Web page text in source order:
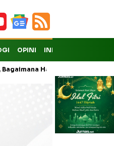
OPINI INDEKS
Penumpang atas Kompensasi?